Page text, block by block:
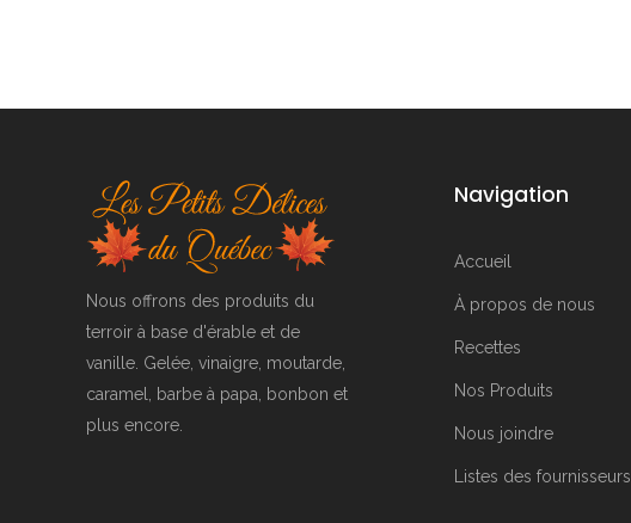
Nous offrons des produits du
terroir à base d'érable et de
vanille. Gelée, vinaigre, moutarde,
caramel, barbe à papa, bonbon et
plus encore.
Navigation
Accueil
À propos de nous
Recettes
Nos Produits
Nous joindre
Listes des fournisseurs